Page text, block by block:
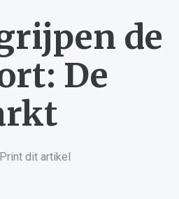
de
De
Print dit artikel